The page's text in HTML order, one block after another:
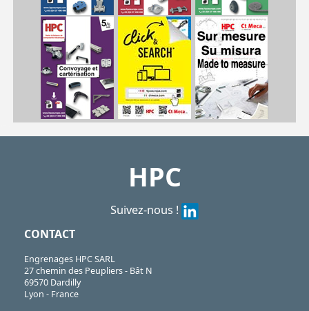
HPC
Suivez-nous !
CONTACT
Engrenages HPC SARL
27 chemin des Peupliers - Bât N
69570 Dardilly
Lyon - France